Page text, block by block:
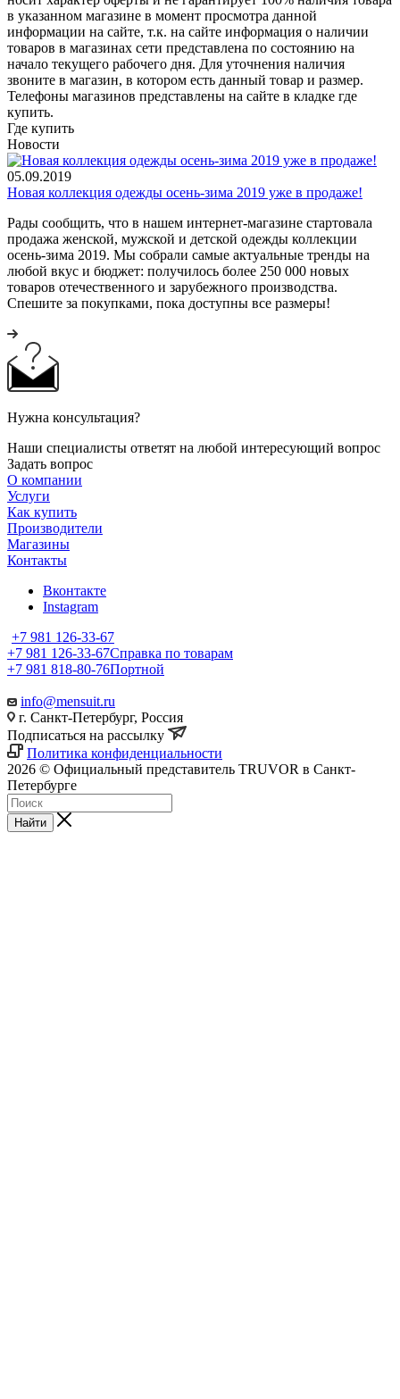
в указанном мага­зине в момент просмо­тра данной
информации на сайте, т.к. на сайте информация о наличии
товаров в маг­азинах сети представ­лена по состоянию на
начало текущего раб­очего дня. Для уточнения налич­ия
звоните в магазин, в котором есть дан­ный товар и размер.
Телефоны магазинов представлены на сайте в кладке где
купить.
Где купить
Новости
05.09.2019
Новая коллекция одежды осень-зима 2019 уже в продаже!
Рады сообщить, что в нашем интернет-магазине стартовала
продажа женской, мужской и детской одежды коллекции
осень-зима 2019. Мы собрали самые актуальные тренды на
любой вкус и бюджет: получилось более 250 000 новых
товаров отечественного и зарубежного производства.
Спешите за покупками, пока доступны все размеры!
Нужна консультация?
Наши специалисты ответят на любой интересующий вопрос
Задать вопрос
О компании
Услуги
Как купить
Производители
Магазины
Контакты
Вконтакте
Instagram
+7 981 126-33-67
+7 981 126-33-67Справка по товарам
+7 981 818-80-76Портной
info@mensuit.ru
г. Санкт-Петербург, Россия
Подписаться на рассылку
Политика конфиденциальности
2026 © Официальный представитель TRUVOR в Санкт-
Петербурге
Найти